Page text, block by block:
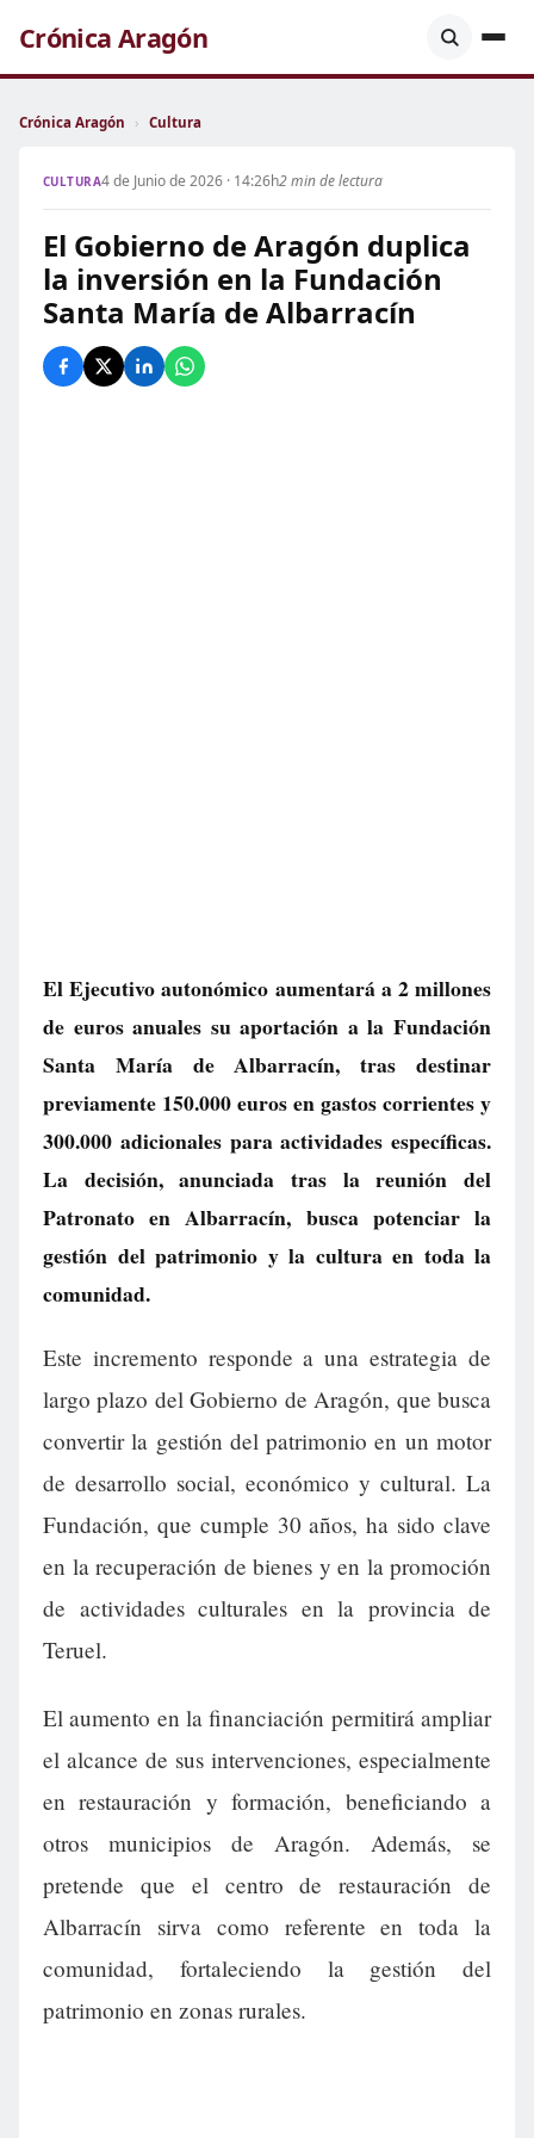
Crónica Aragón
Crónica Aragón › Cultura
CULTURA4 de Junio de 2026 · 14:26h2 min de lectura
El Gobierno de Aragón duplica
la inversión en la Fundación
Santa María de Albarracín
El Ejecutivo autonómico aumentará a 2 millones
de euros anuales su aportación a la Fundación
Santa María de Albarracín, tras destinar
previamente 150.000 euros en gastos corrientes y
300.000 adicionales para actividades específicas.
La decisión, anunciada tras la reunión del
Patronato en Albarracín, busca potenciar la
gestión del patrimonio y la cultura en toda la
comunidad.
Este incremento responde a una estrategia de
largo plazo del Gobierno de Aragón, que busca
convertir la gestión del patrimonio en un motor
de desarrollo social, económico y cultural. La
Fundación, que cumple 30 años, ha sido clave
en la recuperación de bienes y en la promoción
de actividades culturales en la provincia de
Teruel.
El aumento en la financiación permitirá ampliar
el alcance de sus intervenciones, especialmente
en restauración y formación, beneficiando a
otros municipios de Aragón. Además, se
pretende que el centro de restauración de
Albarracín sirva como referente en toda la
comunidad, fortaleciendo la gestión del
patrimonio en zonas rurales.